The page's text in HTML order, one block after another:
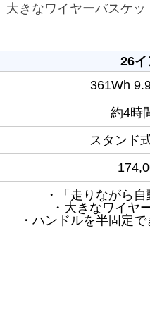
大きなワイヤーバスケ
26イ
361Wh
約4時
スタンド
・「走りながら
・大きなワイヤ
・ハンドルを半固定